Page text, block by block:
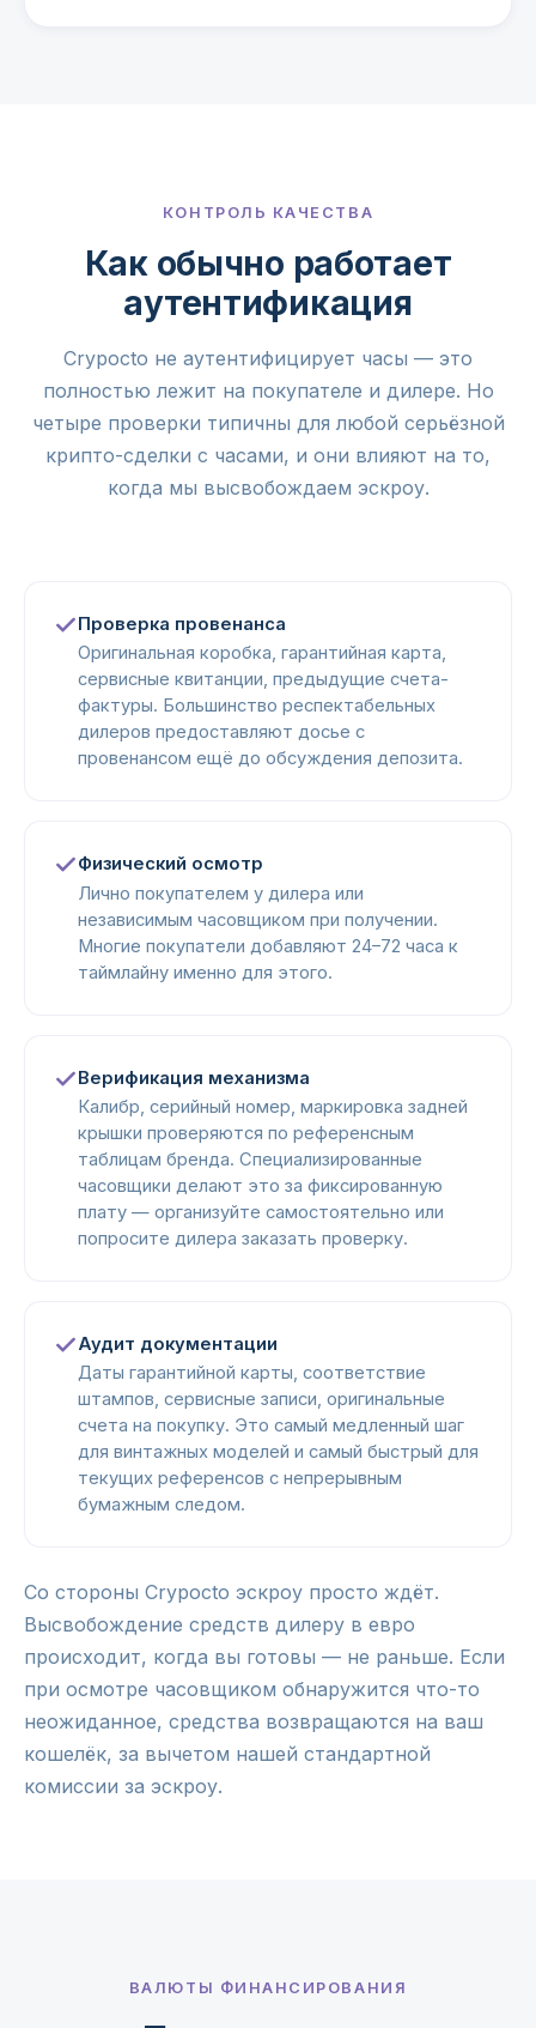
КОНТРОЛЬ КАЧЕСТВА
Как обычно работает
аутентификация
Crypocto не аутентифицирует часы — это
полностью лежит на покупателе и дилере. Но
четыре проверки типичны для любой серьёзной
крипто-сделки с часами, и они влияют на то,
когда мы высвобождаем эскроу.
Проверка провенанса
Оригинальная коробка, гарантийная карта,
сервисные квитанции, предыдущие счета-
фактуры. Большинство респектабельных
дилеров предоставляют досье с
провенансом ещё до обсуждения депозита.
Физический осмотр
Лично покупателем у дилера или
независимым часовщиком при получении.
Многие покупатели добавляют 24–72 часа к
таймлайну именно для этого.
Верификация механизма
Калибр, серийный номер, маркировка задней
крышки проверяются по референсным
таблицам бренда. Специализированные
часовщики делают это за фиксированную
плату — организуйте самостоятельно или
попросите дилера заказать проверку.
Аудит документации
Даты гарантийной карты, соответствие
штампов, сервисные записи, оригинальные
счета на покупку. Это самый медленный шаг
для винтажных моделей и самый быстрый для
текущих референсов с непрерывным
бумажным следом.
Со стороны Crypocto эскроу просто ждёт.
Высвобождение средств дилеру в евро
происходит, когда вы готовы — не раньше. Если
при осмотре часовщиком обнаружится что-то
неожиданное, средства возвращаются на ваш
кошелёк, за вычетом нашей стандартной
комиссии за эскроу.
ВАЛЮТЫ ФИНАНСИРОВАНИЯ